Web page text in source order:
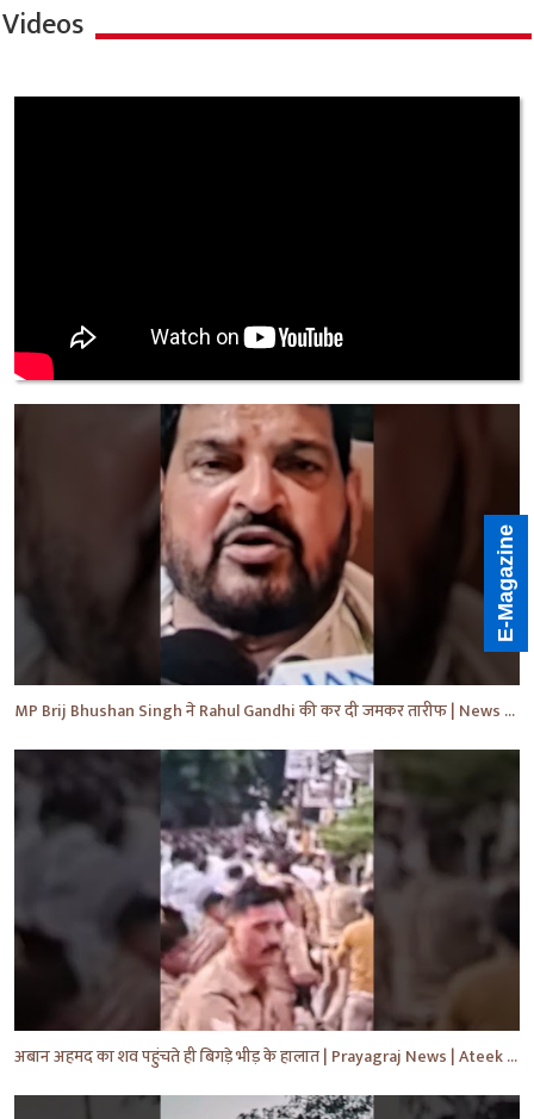
Videos
MP Brij Bhushan Singh ने Rahul Gandhi की कर दी जमकर तारीफ | News | Breaking | #shorts #yt #news
अबान अहमद का शव पहुंचते ही बिगड़े भीड़ के हालात | Prayagraj News | Ateek Ahmad | #shorts #yt #news
E-Magazine